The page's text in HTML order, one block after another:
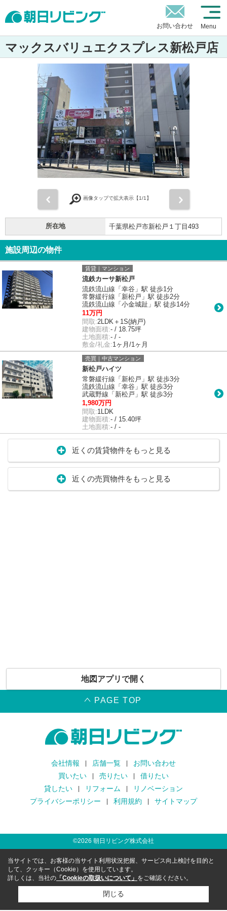
お問い合わせ Menu
マックスバリュエクスプレス新松戸店
画像タップで拡大表示【1/1】
所在地 千葉県松戸市新松戸１丁目493
施設周辺の物件
賃貸｜マンション
流鉄カーサ新松戸
流鉄流山線「幸谷」駅 徒歩1分
常磐緩行線「新松戸」駅 徒歩2分
流鉄流山線「小金城趾」駅 徒歩14分
11万円
間取:2LDK＋1S(納戸)
建物面積:- / 18.75坪
土地面積:- / -
敷金/礼金:1ヶ月/1ヶ月
売買｜中古マンション
新松戸ハイツ
常磐緩行線「新松戸」駅 徒歩3分
流鉄流山線「幸谷」駅 徒歩3分
武蔵野線「新松戸」駅 徒歩3分
1,980万円
間取:1LDK
建物面積:- / 15.40坪
土地面積:- / -
近くの賃貸物件をもっと見る
近くの売買物件をもっと見る
地図アプリで開く
PAGE TOP
会社情報 店舗一覧
お問い合わせ
買いたい
売りたい
借りたい
貸したい
リフォーム
リノベーション
プライバシーポリシー
利用規約 サイトマップ
©2026 朝日リビング株式会社
当サイトでは、お客様の当サイト利用状況把握、サービス向上検討を目的と
して、クッキー（Cookie）を使用しています。
詳しくは、当社の 「Cookieの取扱いについて」 をご確認ください。
閉じる